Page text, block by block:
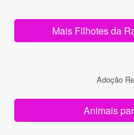
Mais Filhotes da
Adoção
Animais